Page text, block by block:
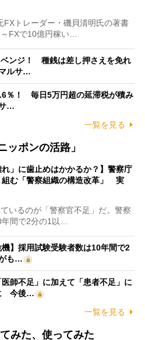
トレーダー・磯貝清明氏の著書
～FXで10億円稼い…
ベンジ！ 種銭は差し押さえを免れ
ルサ…
％！ 毎日5万円超の延滞税が積み
…
一覧を見る
ッポンの活路」
れ」に歯止めはかかるか？】警察庁
組む「警察組織の構造改革」 実
いるのが「警察官不足」だ。警察
年間で2分の1以…
機】採用試験受験者数は10年間で2
も…
医師不足」に加えて「患者不足」に
今後…
一覧を見る
みた、使ってみた